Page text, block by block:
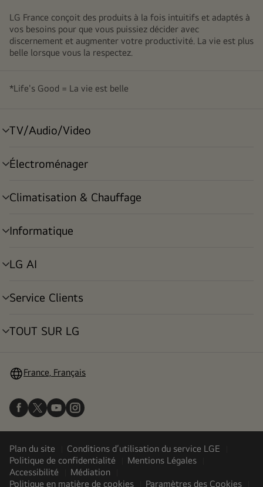
LG France conçoit des produits à la fois intuitifs et adaptés à
vos besoins pour que vous puissiez décider avec
discernement et augmenter votre productivité. La vie est plus
belle lorsque vous la respectez.
*Life's Good = La vie est belle
TV/Audio/Video
menu
Électroménager
menu
Climatisation & Chauffage
menu
Informatique
menu
LG AI
menu
Service Clients
menu
TOUT SUR LG
menu
France, Français
Plan du site
Conditions d’utilisation du service LGE
Politique de confidentialité
Mentions Légales
Accessibilité
Médiation
Politique en matière de cookies
Paramètres des Cookies